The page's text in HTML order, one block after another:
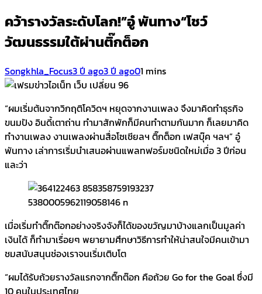
คว้ารางวัลระดับโลก!”อู๋ พันทาง“โชว์
วัฒนธรรมใต้ผ่านติ๊กต็อก
Songkhla_Focus3 ปี ago3 ปี ago01 mins
“ผมเริ่มต้นจากวิกฤติโควิดฯ หยุดจากงานเพลง จึงมาคิดทำธุรกิจ
ขนมปัง อินดี้เตาถ่าน ทำมาสักพักก็มีคนทำตามกันมาก ก็เลยมาคิด
ทำงานเพลง งานเพลงผ่านสื่อโซเชียลฯ ติ๊กต็อก เฟสบุ๊ค ฯลฯ” อู๋
พันทาง เล่าการเริ่มนำเสนอผ่านแพลทฟอร์มชนิดใหม่เมื่อ 3 ปีก่อน
และว่า
เมื่อเริ่มทำติ๊กต๊อกอย่างจริงจังก็ได้ของขวัญมาบ้างแลกเป็นมูลค่า
เงินได้ ก็ทำมาเรื่อยๆ พยายามศึกษาวิธีการทำให้น่าสนใจมีคนเข้ามา
ชมสนับสนุนช่องเราจนเริ่มเติบโต
“ผมได้รับถ้วยรางวัลแรกจากติ๊กต๊อก คือถ้วย Go for the Goal ซึ่งมี
10 คนในประเทศไทย